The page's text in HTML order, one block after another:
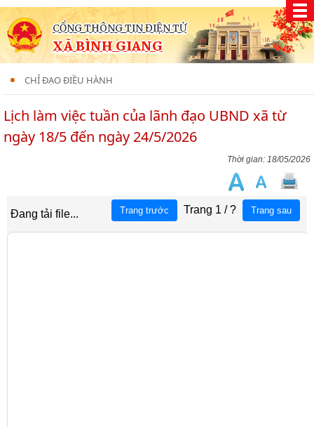
CỔNG THÔNG TIN ĐIỆN TỬ
XÃ BÌNH GIANG
CHỈ ĐẠO ĐIỀU HÀNH
Lịch làm việc tuần của lãnh đạo UBND xã từ
ngày 18/5 đến ngày 24/5/2026
18/05/2026